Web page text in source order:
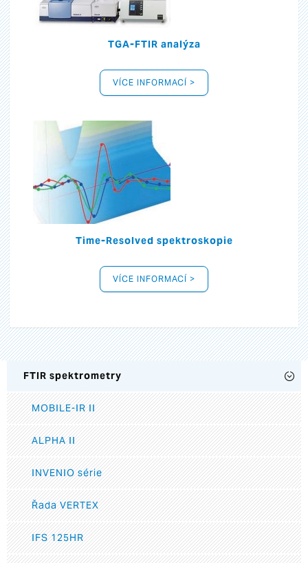
TGA-FTIR analýza
VÍCE INFORMACÍ >
Time-Resolved spektroskopie
VÍCE INFORMACÍ >
FTIR spektrometry
MOBILE-IR II
ALPHA II
INVENIO série
Řada VERTEX
IFS 125HR